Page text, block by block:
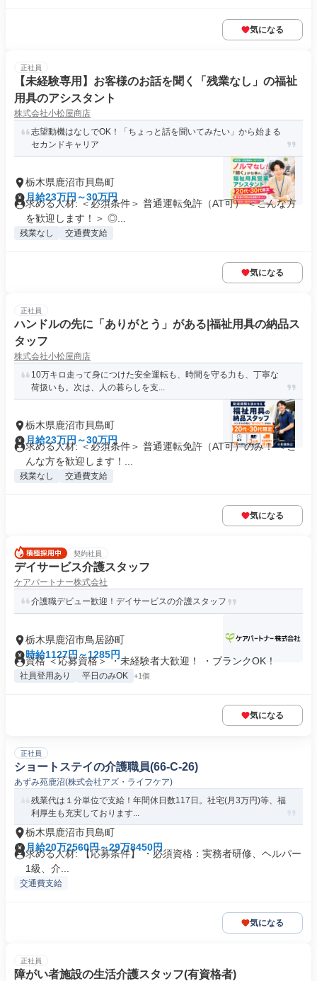
気になる
正社員
【未経験専用】お客様のお話を聞く「残業なし」の福祉
用具のアシスタント
株式会社小松屋商店
志望動機はなしでOK！「ちょっと話を聞いてみたい」から始まる
セカンドキャリア
栃木県鹿沼市貝島町
月給23万円～30万円
求める人材: ＜必須条件＞ 普通運転免許（AT可） ＜こんな方
を歓迎します！＞ ◎...
残業なし 交通費支給
気になる
正社員
ハンドルの先に「ありがとう」がある|福祉用具の納品ス
タッフ
株式会社小松屋商店
10万キロ走って身につけた安全運転も、時間を守る力も、丁寧な
荷扱いも。次は、人の暮らしを支...
栃木県鹿沼市貝島町
月給23万円～30万円
求める人材: ＜必須条件＞ 普通運転免許（AT可）のみ！ ＜こ
んな方を歓迎します！...
残業なし 交通費支給
気になる
契約社員
デイサービス介護スタッフ
ケアパートナー株式会社
介護職デビュー歓迎！デイサービスの介護スタッフ
栃木県鹿沼市鳥居跡町
時給1127円～1285円
資格 ＜応募資格＞ ・未経験者大歓迎！ ・ブランクOK！
社員登用あり 平日のみOK +1個
気になる
正社員
ショートステイの介護職員(66-C-26)
あずみ苑鹿沼(株式会社アズ・ライフケア)
残業代は１分単位で支給！年間休日数117日。社宅(月3万円)等、福
利厚生も充実しております...
栃木県鹿沼市貝島町
月給20万2560円～29万8450円
求める人材: 【応募条件】 ・必須資格：実務者研修、ヘルパー
1級、介...
交通費支給
気になる
正社員
障がい者施設の生活介護スタッフ(有資格者)